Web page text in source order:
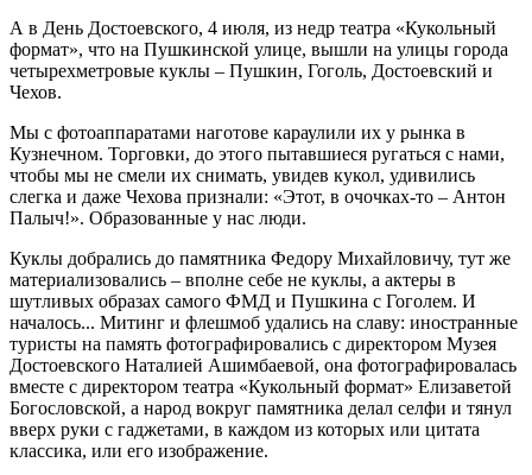
А в День Достоевского, 4 июля, из недр театра «Кукольный
формат», что на Пушкинской улице, вышли на улицы города
четырехметровые куклы – Пушкин, Гоголь, Достоевский и
Чехов.
Мы с фотоаппаратами наготове караулили их у рынка в
Кузнечном. Торговки, до этого пытавшиеся ругаться с нами,
чтобы мы не смели их снимать, увидев кукол, удивились
слегка и даже Чехова признали: «Этот, в очочках-то – Антон
Палыч!». Образованные у нас люди.
Куклы добрались до памятника Федору Михайловичу, тут же
материализовались – вполне себе не куклы, а актеры в
шутливых образах самого ФМД и Пушкина с Гоголем. И
началось... Митинг и флешмоб удались на славу: иностранные
туристы на память фотографировались с директором Музея
Достоевского Наталией Ашимбаевой, она фотографировалась
вместе с директором театра «Кукольный формат» Елизаветой
Богословской, а народ вокруг памятника делал селфи и тянул
вверх руки с гаджетами, в каждом из которых или цитата
классика, или его изображение.